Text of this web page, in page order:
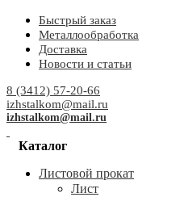
Быстрый заказ
Металлообработка
Доставка
Новости и статьи
8 (3412) 57-20-66
izhstalkom@mail.ru
izhstalkom@mail.ru
Каталог
Листовой прокат
Лист